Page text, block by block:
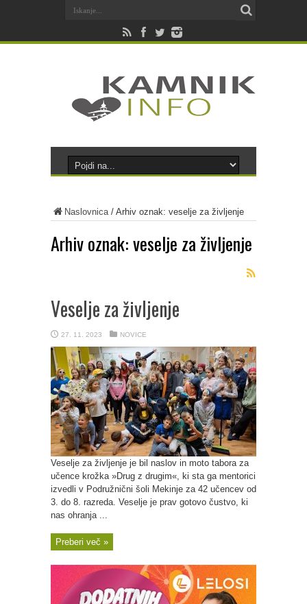
Naslovnica/ Arhiv oznak: veselje za življenje
Arhiv oznak:veselje za življenje
Veselje za življenje
27. 11. 2023 NOVICE
Veselje za življenje je bil naslov in moto tabora za
učence krožka »Drug z drugim«, ki sta ga mentorici
izvedli v Podružnični šoli Mekinje za 42 učencev od
3. do 8. razreda. Veselje je prav gotovo čustvo, ki
nas ohranja ...
Preberi več »